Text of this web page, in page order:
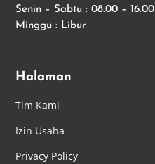
Senin – Sabtu : 08.00 – 16.00
Minggu : Libur
Halaman
Tim Kami
Izin Usaha
Privacy Policy